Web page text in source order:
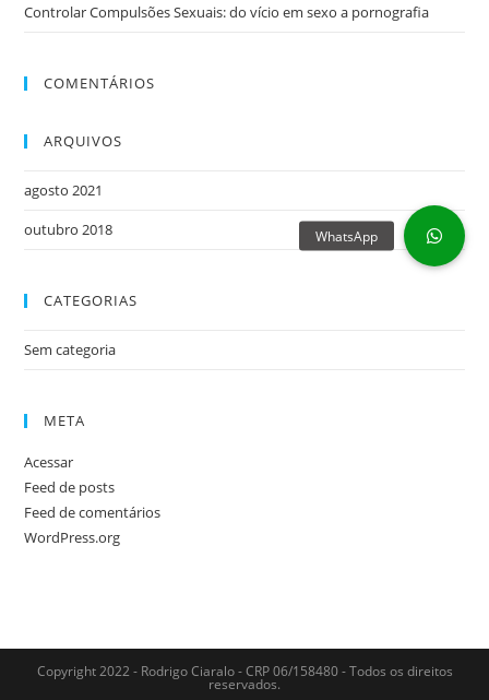
Controlar Compulsões Sexuais: do vício em sexo a pornografia
COMENTÁRIOS
ARQUIVOS
agosto 2021
outubro 2018
CATEGORIAS
Sem categoria
META
Acessar
Feed de posts
Feed de comentários
WordPress.org
Copyright 2022 - Rodrigo Ciaralo - CRP 06/158480 - Todos os direitos
reservados.